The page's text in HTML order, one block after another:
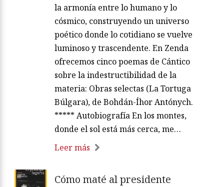
la armonía entre lo humano y lo
cósmico, construyendo un universo
poético donde lo cotidiano se vuelve
luminoso y trascendente. En Zenda
ofrecemos cinco poemas de Cántico
sobre la indestructibilidad de la
materia: Obras selectas (La Tortuga
Búlgara), de Bohdán-Íhor Antónych.
***** Autobiografía En los montes,
donde el sol está más cerca, me…
Leer más
Cómo maté al presidente